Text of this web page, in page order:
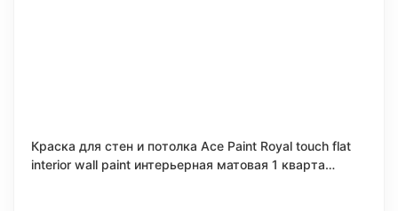
Краска для стен и потолка Ace Paint Royal touch flat
interior wall paint интерьерная матовая 1 кварта